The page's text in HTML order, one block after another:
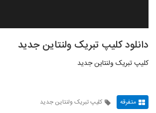
دانلود کلیپ تبریک ولنتاین جدید
کلیپ تبریک ولنتاین جدید
متفرقه
کلیپ تبریک ولنتاین جدید